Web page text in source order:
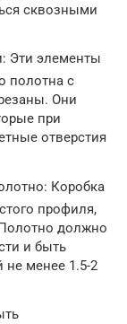
сквозными
Эти элементы
полотна с
Они
при
отверстия
Коробка
профиля,
должно
и быть
не менее 1.5-2